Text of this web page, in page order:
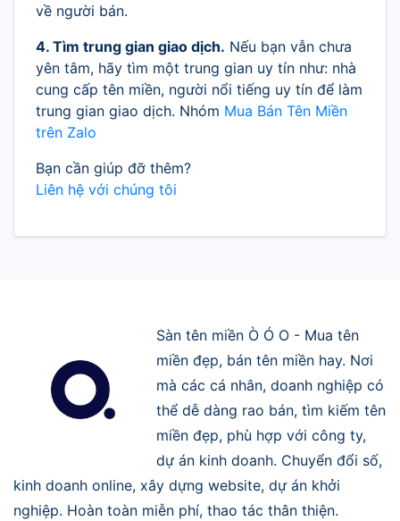
về người bán.
4. Tìm trung gian giao dịch. Nếu bạn vẫn chưa
yên tâm, hãy tìm một trung gian uy tín như: nhà
cung cấp tên miền, người nổi tiếng uy tín để làm
trung gian giao dịch. Nhóm Mua Bán Tên Miền
trên Zalo
Bạn cần giúp đỡ thêm?
Liên hệ với chúng tôi
Sàn tên miền Ò Ó O - Mua tên
miền đẹp, bán tên miền hay. Nơi
mà các cá nhân, doanh nghiệp có
thể dễ dàng rao bán, tìm kiếm tên
miền đẹp, phù hợp với công ty,
dự án kinh doanh. Chuyển đổi số,
kinh doanh online, xây dựng website, dự án khởi
nghiệp. Hoàn toàn miễn phí, thao tác thân thiện.